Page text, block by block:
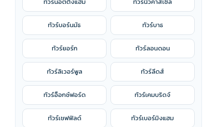
ทัวร์บอร์นมัธ ทัวร์บาธ
ทัวร์ยอร์ก ทัวร์ลอนดอน
ทัวร์ลิเวอร์พูล ทัวร์ลีดส์
ทัวร์อ็อกซ์ฟอร์ด ทัวร์เคมบริดจ์
ทัวร์เชฟฟิลด์ ทัวร์เบอร์มิงแฮม